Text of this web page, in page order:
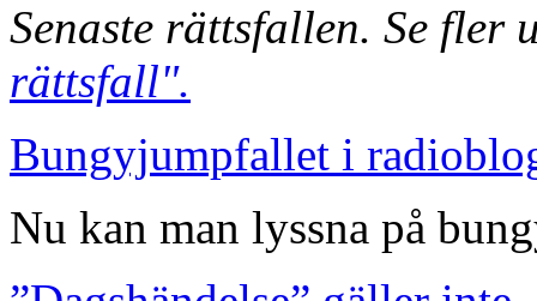
Senaste rättsfallen. Se
rättsfall".
Bungyjumpfallet i
Nu kan man lyssna på